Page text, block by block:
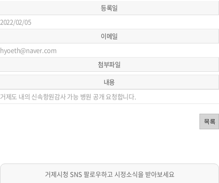
등록일
2022/02/05
이메일
hyoeth@naver.com
첨부파일
내용
거제도 내의 신속항원감사 가능 병원 공개 요청합니다.
거제시청 SNS 팔로우하고 시정소식을 받아보세요